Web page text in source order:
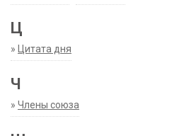
Ц
» Цитата дня
Ч
» Члены союза